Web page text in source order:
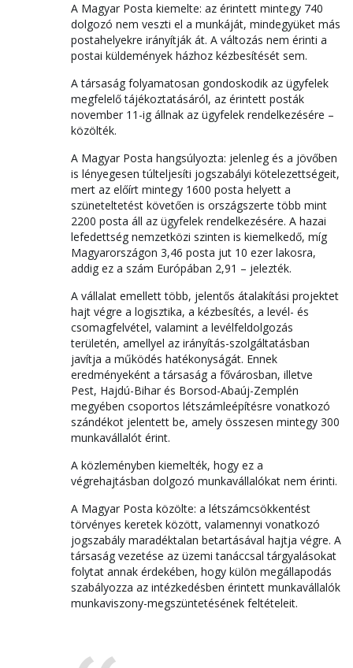
A Magyar Posta kiemelte: az érintett mintegy 740
dolgozó nem veszti el a munkáját, mindegyüket más
postahelyekre irányítják át. A változás nem érinti a
postai küldemények házhoz kézbesítését sem.
A társaság folyamatosan gondoskodik az ügyfelek
megfelelő tájékoztatásáról, az érintett posták
november 11-ig állnak az ügyfelek rendelkezésére –
közölték.
A Magyar Posta hangsúlyozta: jelenleg és a jövőben
is lényegesen túlteljesíti jogszabályi kötelezettségeit,
mert az előírt mintegy 1600 posta helyett a
szüneteltetést követően is országszerte több mint
2200 posta áll az ügyfelek rendelkezésére. A hazai
lefedettség nemzetközi szinten is kiemelkedő, míg
Magyarországon 3,46 posta jut 10 ezer lakosra,
addig ez a szám Európában 2,91 – jelezték.
A vállalat emellett több, jelentős átalakítási projektet
hajt végre a logisztika, a kézbesítés, a levél- és
csomagfelvétel, valamint a levélfeldolgozás
területén, amellyel az irányítás-szolgáltatásban
javítja a működés hatékonyságát. Ennek
eredményeként a társaság a fővárosban, illetve
Pest, Hajdú-Bihar és Borsod-Abaúj-Zemplén
megyében csoportos létszámleépítésre vonatkozó
szándékot jelentett be, amely összesen mintegy 300
munkavállalót érint.
A közleményben kiemelték, hogy ez a
végrehajtásban dolgozó munkavállalókat nem érinti.
A Magyar Posta közölte: a létszámcsökkentést
törvényes keretek között, valamennyi vonatkozó
jogszabály maradéktalan betartásával hajtja végre. A
társaság vezetése az üzemi tanáccsal tárgyalásokat
folytat annak érdekében, hogy külön megállapodás
szabályozza az intézkedésben érintett munkavállalók
munkaviszony-megszüntetésének feltételeit.